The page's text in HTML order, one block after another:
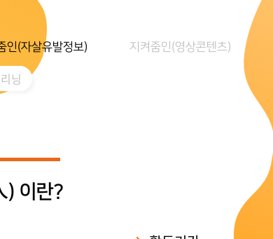
닝
인(자살유발정보) 지켜줌인(영상콘텐츠)
) 이란?